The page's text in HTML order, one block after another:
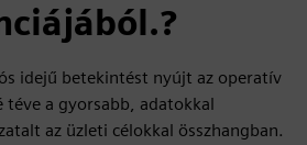
idejű betekintést nyújt az operatív
téve a gyorsabb, adatokkal
az üzleti célokkal összhangban.